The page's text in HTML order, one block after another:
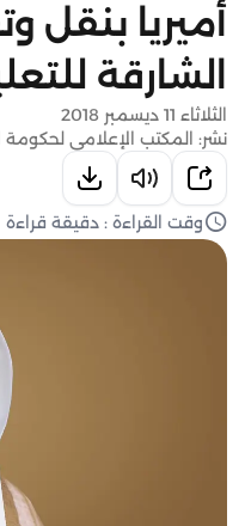
أميريا بنقل
الشارقة
الثلاثاء 11 ديسمبر 2018
نشر: المكتب الإعلامي لحكومة
وقت القراءة : دقيقة قراءة